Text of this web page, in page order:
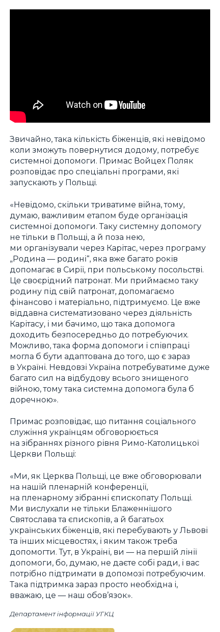
Звичайно, така кількість біженців, які невідомо
коли зможуть повернутися додому, потребує
системної допомоги. Примас Войцех Поляк
розповідає про спеціальні програми, які
запускають у Польщі.
«Невідомо, скільки триватиме війна, тому,
думаю, важливим етапом буде організація
системної допомоги. Таку системну допомогу
не тільки в Польщі, а й поза нею,
ми організували через Карітас, через програму
„Родина — родині“, яка вже багато років
допомагає в Сирії, при польському посольстві.
Це своєрідний патронат. Ми приймаємо таку
родину під свій патронат, допомагаємо
фінансово і матеріально, підтримуємо. Це вже
віддавна систематизовано через діяльність
Карітасу, і ми бачимо, що така допомога
доходить безпосередньо до потребуючих.
Можливо, така форма допомоги і співпраці
могла б бути адаптована до того, що є зараз
в Україні. Невдовзі Україна потребуватиме дуже
багато сил на відбудову всього знищеного
війною, тому така системна допомога була б
доречною».
Примас розповідає, що питання соціального
служіння українцям обговорюється
на зібраннях різного рівня Римо-Католицької
Церкви Польщі:
«Ми, як Церква Польщі, це вже обговорювали
на нашій пленарній конференції,
на пленарному зібранні єпископату Польщі.
Ми вислухали не тільки Блаженнішого
Святослава та єпископів, а й багатьох
українських біженців, які перебувають у Львові
та інших місцевостях, і яким також треба
допомогти. Тут, в Україні, ви — на першій лінії
допомоги, бо, думаю, не даєте собі ради, і вас
потрібно підтримати в допомозі потребуючим.
Така підтримка зараз просто необхідна і,
вважаю, це — наш обов’язок».
Департамент інформації УГКЦ